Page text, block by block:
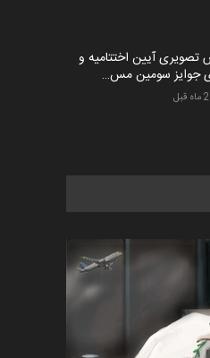
تصویری آیین اختتامیه و
جوایز سومین مس…
2 ماه قبل
به یاد اردوغان باشول (۱۹۳۶–
2 ماه قبل
کارگاهی کارتون و پوستر
سربلند» به ا…
6 ماه قبل